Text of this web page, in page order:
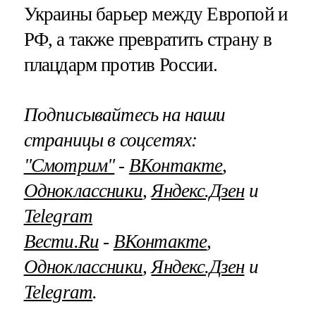
Украины барьер между Европой и
РФ, а также превратить страну в
плацдарм против России.
Подписывайтесь на наши
страницы в соцсетях:
"Смотрим"‐ ВКонтакте,
Одноклассники, Яндекс.Дзени
Telegram
Вести.Ru ‐ ВКонтакте,
Одноклассники, Яндекс.Дзени
Telegram.